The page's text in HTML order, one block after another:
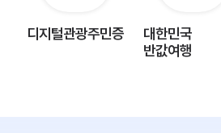
디지털관광주민증
대한민국
반값여행